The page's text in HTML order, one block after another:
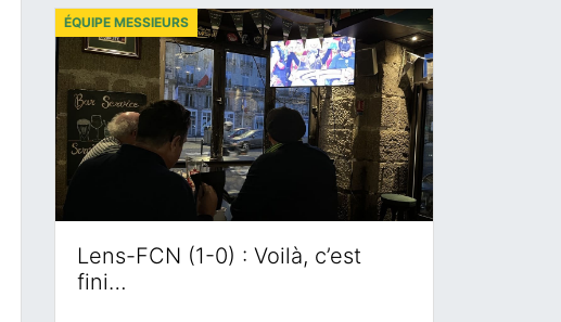
Lens-FCN (1-0) : Voilà, c’est
fini…
ÉQUIPE MESSIEURS